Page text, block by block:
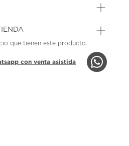
que tienen este producto.
con venta asistida